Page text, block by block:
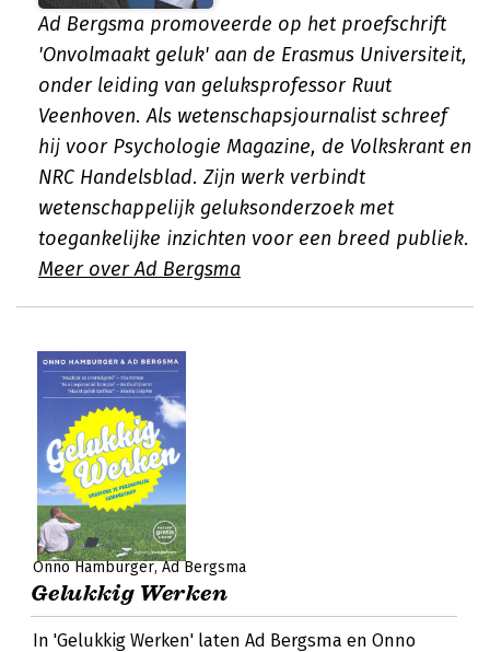
Ad Bergsma promoveerde op het proefschrift
'Onvolmaakt geluk' aan de Erasmus Universiteit,
onder leiding van geluksprofessor Ruut
Veenhoven. Als wetenschapsjournalist schreef
hij voor Psychologie Magazine, de Volkskrant en
NRC Handelsblad. Zijn werk verbindt
wetenschappelijk geluksonderzoek met
toegankelijke inzichten voor een breed publiek.
Meer over Ad Bergsma
Onno Hamburger Ad Bergsma
Gelukkig Werken
In 'Gelukkig Werken' laten Ad Bergsma en Onno